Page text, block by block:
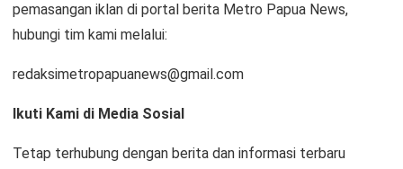
pemasangan iklan di portal berita Metro Papua News,
hubungi tim kami melalui:
redaksimetropapuanews@gmail.com
Ikuti Kami di Media Sosial
Tetap terhubung dengan berita dan informasi terbaru